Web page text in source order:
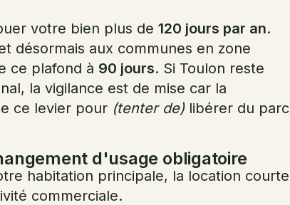
votre bien plus de 120 jours par an.
désormais aux communes en zone
ce plafond à 90 jours. Si Toulon reste
la vigilance est de mise car la
ce levier pour (tenter de)libérer du parc
d'usage obligatoire
habitation principale, la location courte
commerciale.